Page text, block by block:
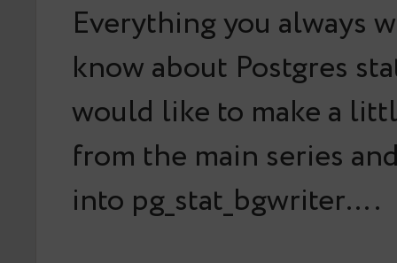
Everything you always
know about Postgres
would like to make a
from the main series
into pg_stat_bgwriter….